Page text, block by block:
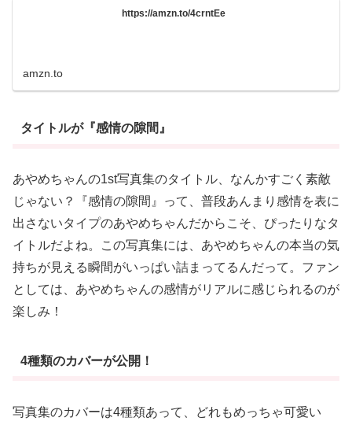
https://amzn.to/4crntEe
amzn.to
タイトルが『感情の隙間』
あやめちゃんの1st写真集のタイトル、なんかすごく素敵
じゃない？『感情の隙間』って、普段あんまり感情を表に
出さないタイプのあやめちゃんだからこそ、ぴったりなタ
イトルだよね。この写真集には、あやめちゃんの本当の気
持ちが見える瞬間がいっぱい詰まってるんだって。ファン
としては、あやめちゃんの感情がリアルに感じられるのが
楽しみ！
4種類のカバーが公開！
写真集のカバーは4種類あって、どれもめっちゃ可愛い